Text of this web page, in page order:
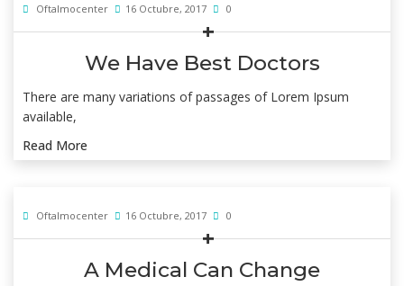
Oftalmocenter 16 Octubre, 2017 0
We Have Best Doctors
There are many variations of passages of Lorem Ipsum
available,
Read More
Oftalmocenter 16 Octubre, 2017 0
A Medical Can Change